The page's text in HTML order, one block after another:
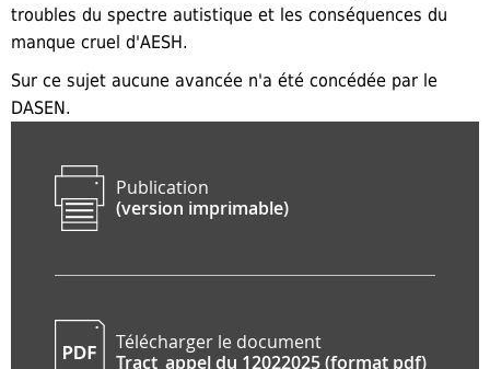
troubles du spectre autistique et les conséquences du
manque cruel d'AESH.
Sur ce sujet aucune avancée n'a été concédée par le
DASEN.
Publication
(version imprimable)
Télécharger le document
Tract_appel du 12022025 (format pdf)